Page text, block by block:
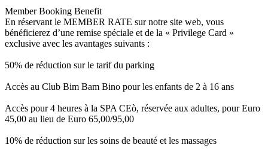
Member Booking Benefit
En réservant le MEMBER RATE sur notre site web, vous
bénéficierez d’une remise spéciale et de la « Privilege Card »
exclusive avec les avantages suivants :
50% de réduction sur le tarif du parking
Accès au Club Bim Bam Bino pour les enfants de 2 à 16 ans
Accès pour 4 heures à la SPA CEò, réservée aux adultes, pour Euro
45,00 au lieu de Euro 65,00/95,00
10% de réduction sur les soins de beauté et les massages